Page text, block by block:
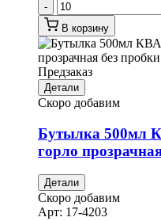
-
В корзину
Предзаказ
Детали
Скоро добавим
Бутылка 500мл
горло
Детали
Скоро добавим
Арт: 17-4203